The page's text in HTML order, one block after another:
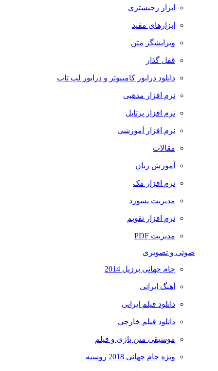
ابزار رجیستری
ابزارهای مفید
ویرایشگر متن
قفل گذار
دانلود درایور کامپیوتر و درایور لپ تاپ
نرم افزار مذهبی
نرم افزار پرتابل
نرم افزار آموزشی
مقالات
آموزش زبان
نرم افزار مک
مدیریت پسورد
نرم افزار تقویم
مدیریت PDF
صوتی و تصویری
جام جهانی برزیل 2014
آهنگ ایرانی
دانلود فیلم ایرانی
دانلود فیلم خارجی
موسیقی متن بازی و فیلم
ویژه جام جهانی 2018 روسیه